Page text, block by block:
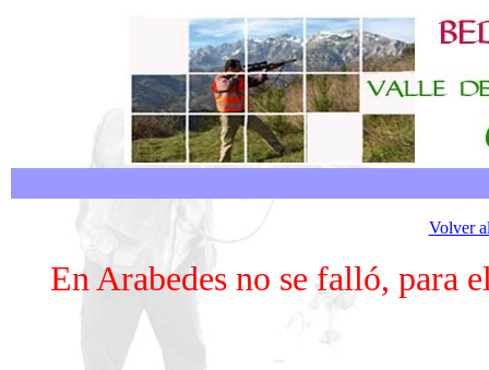
Volver
En Arabedes no se falló, para